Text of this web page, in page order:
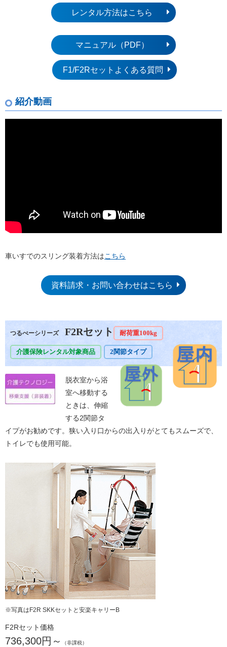
レンタル方法はこちら
マニュアル（PDF）
F1/F2Rセットよくある質問
紹介動画
車いすでのスリング装着方法はこちら
資料請求・お問い合わせはこちら
つるべーシリーズ F2Rセット 耐荷重100kg
介護保険レンタル対象商品 2関節タイプ
脱衣室から浴
室へ移動する
ときは、伸縮
する2関節タ
イプがお勧めです。狭い入り口からの出入りがとてもスムーズで、
トイレでも使用可能。
※写真はF2R SKKセットと安楽キャリーB
F2Rセット価格
736,300円～ （非課税）